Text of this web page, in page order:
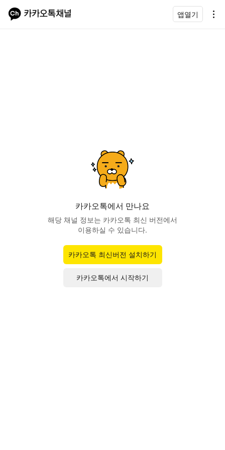
앱열기
카카오톡에서 만나요
해당 채널 정보는 카카오톡 최신 버전에서
이용하실 수 있습니다.
카카오톡 최신버전 설치하기
카카오톡에서 시작하기